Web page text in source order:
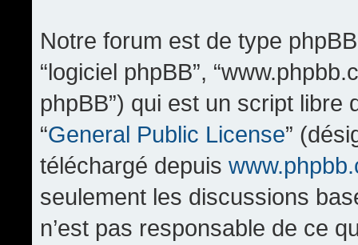
Notre forum est de type phpBB
“logiciel phpBB”,
phpBB”) qui est un script
“General Public License”
téléchargé depuis
seulement les discussions
n’est pas responsable de ce